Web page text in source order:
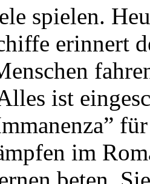
spielen.
erinnert
ist
im